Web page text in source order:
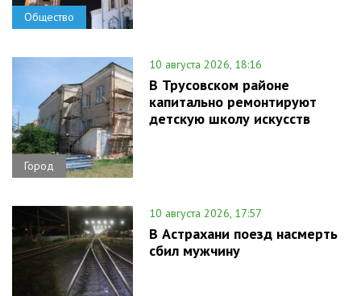
Общество
Город
10 августа 2026, 18:16
В Трусовском районе
капитально ремонтируют
детскую школу искусств
10 августа 2026, 17:57
В Астрахани поезд насмерть
сбил мужчину